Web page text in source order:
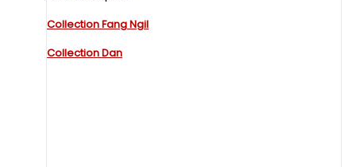
Collection Fang Ngil
Collection Dan